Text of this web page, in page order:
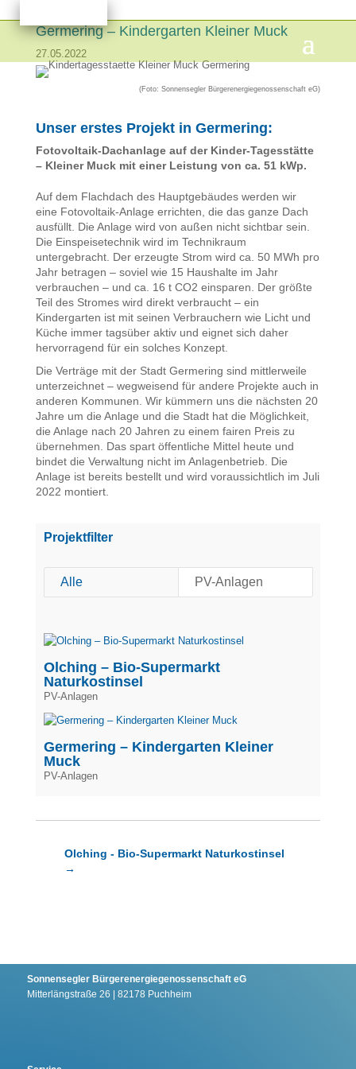
Germering – Kindergarten Kleiner Muck
27.05.2022
(Foto: Sonnensegler Bürgerenergiegenossenschaft eG)
Unser erstes Projekt in Germering:
Fotovoltaik-Dachanlage auf der Kinder-Tagesstätte
– Kleiner Muck mit einer Leistung von ca. 51 kWp.
Auf dem Flachdach des Hauptgebäudes werden wir
eine Fotovoltaik-Anlage errichten, die das ganze Dach
ausfüllt. Die Anlage wird von außen nicht sichtbar sein.
Die Einspeisetechnik wird im Technikraum
untergebracht. Der erzeugte Strom wird ca. 50 MWh pro
Jahr betragen – soviel wie 15 Haushalte im Jahr
verbrauchen – und ca. 16 t CO2 einsparen. Der größte
Teil des Stromes wird direkt verbraucht – ein
Kindergarten ist mit seinen Verbrauchern wie Licht und
Küche immer tagsüber aktiv und eignet sich daher
hervorragend für ein solches Konzept.
Die Verträge mit der Stadt Germering sind mittlerweile
unterzeichnet – wegweisend für andere Projekte auch in
anderen Kommunen. Wir kümmern uns die nächsten 20
Jahre um die Anlage und die Stadt hat die Möglichkeit,
die Anlage nach 20 Jahren zu einem fairen Preis zu
übernehmen. Das spart öffentliche Mittel heute und
bindet die Verwaltung nicht im Anlagenbetrieb. Die
Anlage ist bereits bestellt und wird voraussichtlich im Juli
2022 montiert.
Projektfilter
Alle PV-Anlagen
Olching – Bio-Supermarkt
Naturkostinsel
PV-Anlagen
Germering – Kindergarten Kleiner
Muck
PV-Anlagen
Olching - Bio-Supermarkt Naturkostinsel
→
Sonnensegler Bürgerenergiegenossenschaft eG
Mitterlängstraße 26 | 82178 Puchheim